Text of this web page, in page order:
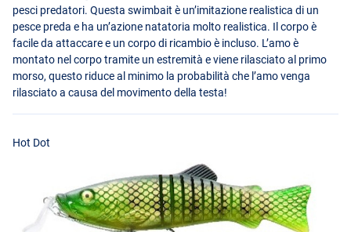
Fire Tiger
pesci predatori. Questa swimbait è un’imitazione realistica di un
pesce preda e ha un’azione natatoria molto realistica. Il corpo è
facile da attaccare e un corpo di ricambio è incluso. L’amo è
montato nel corpo tramite un estremità e viene rilasciato al primo
morso, questo riduce al minimo la probabilità che l’amo venga
rilasciato a causa del movimento della testa!
Hot Dot